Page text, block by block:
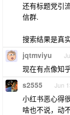
还有标题党引
信群.
搜索结果是真
jqtmviyu
现在有点像知
s2555 Jun
小红书恶心得
啥也不说，动